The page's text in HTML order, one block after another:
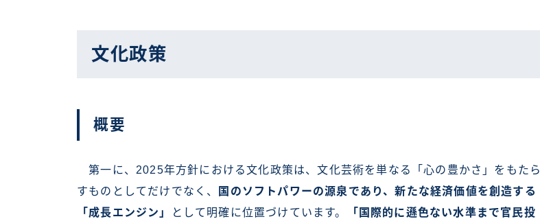
文化政策
概要
第一に、2025年方針における文化政策は、文化芸術を単なる「心の豊かさ」をもたら
すものとしてだけでなく、
国のソフトパワーの源泉であり、新たな経済価値を創造する
「成長エンジン」
として明確に位置づけています。
「国際的に遜色ない水準まで官民投